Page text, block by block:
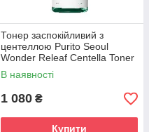
Тонер заспокійливий з
центеллою Purito Seoul
Wonder Releaf Centella Toner
200 ml
В наявності
1 080 ₴
Купити